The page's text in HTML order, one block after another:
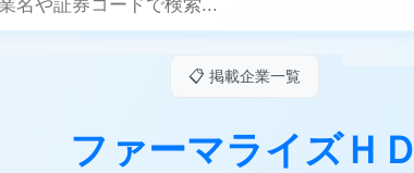
📋 掲載企業一覧
ファーマライズＨＤ